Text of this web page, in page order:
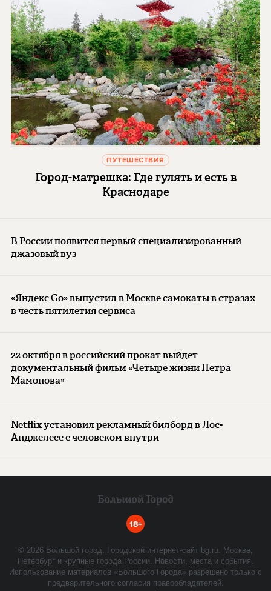
ПУТЕШЕСТВИЯ
Город-матрешка: Где гулять и есть в
Краснодаре
В России появится первый специализированный
джазовый вуз
«Яндекс Go» выпустил в Москве самокаты в стразах
в честь пятилетия сервиса
22 октября в российский прокат выйдет
документальный фильм «Четыре жизни Петра
Мамонова»
Netflix установил рекламный билборд в Лос-
Анджелесе с человеком внутри
18+
© 2026 Большой город. Городской интернет-сайт bg.ru. Москва,
Петербург и крупные города России. Новости, места и события.
Использование материалов «Большого Города» разрешено только с
предварительного согласия правообладателей.